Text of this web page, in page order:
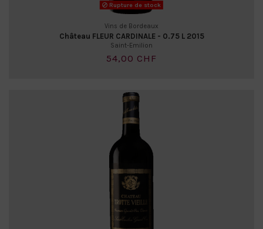
Rupture de stock
Vins de Bordeaux
Château FLEUR CARDINALE - 0.75 L 2015
Saint-Emilion
54,00 CHF